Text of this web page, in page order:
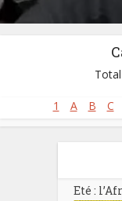
1 A B C
Eté :